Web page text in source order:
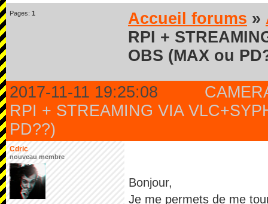
Pages: 1 Accueil forums »
RPI +
OBS (MAX ou
2017-11-11 19:25:08
RPI + STREAMING VIA
PD??)
Cdric
nouveau membre
Bonjour,
Je me permets de me